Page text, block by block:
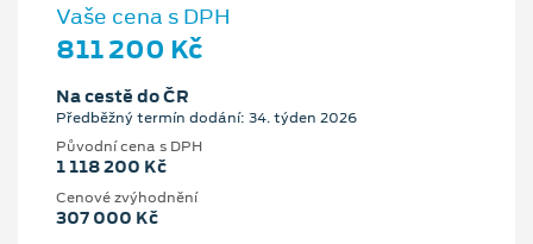
Vaše cena s DPH
811 200 Kč
Na cestě do ČR
Předběžný termín dodání: 34. týden 2026
Původní cena s DPH
1 118 200 Kč
Cenové zvýhodnění
307 000 Kč